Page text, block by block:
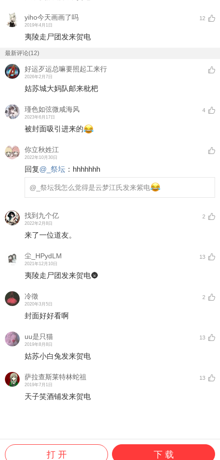
yiho今天画画了吗
2019年4月1日
12
夷陵走尸团发来贺电
最新评论(12)
好运歹运总嘛要照起工来行
2026年2月7日
姑苏城大妈队邮来枇杷
瑾色如弦微咸海风
2023年6月17日
4
被封面吸引进来的
你立秋姓江
2022年10月30日
回复@ _祭坛 ： hhhhhhh
@_祭坛我怎么觉得是云梦江氏发来紫电
找到九个亿
2022年2月8日
2
来了一位道友。
尘_HPydLM
2021年12月10日
13
夷陵走尸团发来贺电🌚
冷徵
2020年3月5日
2
封面好好看啊
uu是只猫
2019年8月8日
13
姑苏小白兔发来贺电
萨拉查斯莱特林蛇祖
2019年7月1日
13
天子笑酒铺发来贺电
打 开 下 载